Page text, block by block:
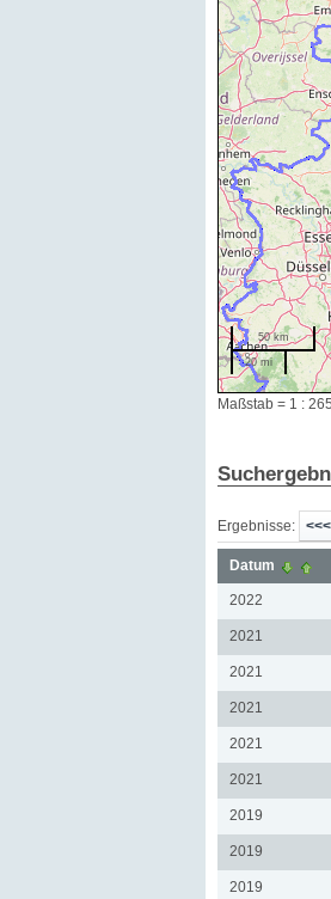
50 km
20 mi
Maßstab = 1 :
Ergebnisse:
Datum
2022
2021
2021
2021
2021
2021
2019
2019
2019